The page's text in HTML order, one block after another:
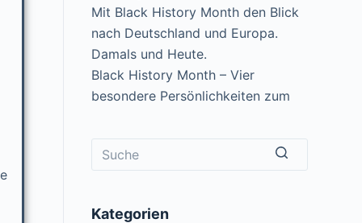
Mit Black History Month den Blick
nach Deutschland und Europa.
Damals und Heute.
Black History Month – Vier
besondere Persönlichkeiten zum
Kategorien